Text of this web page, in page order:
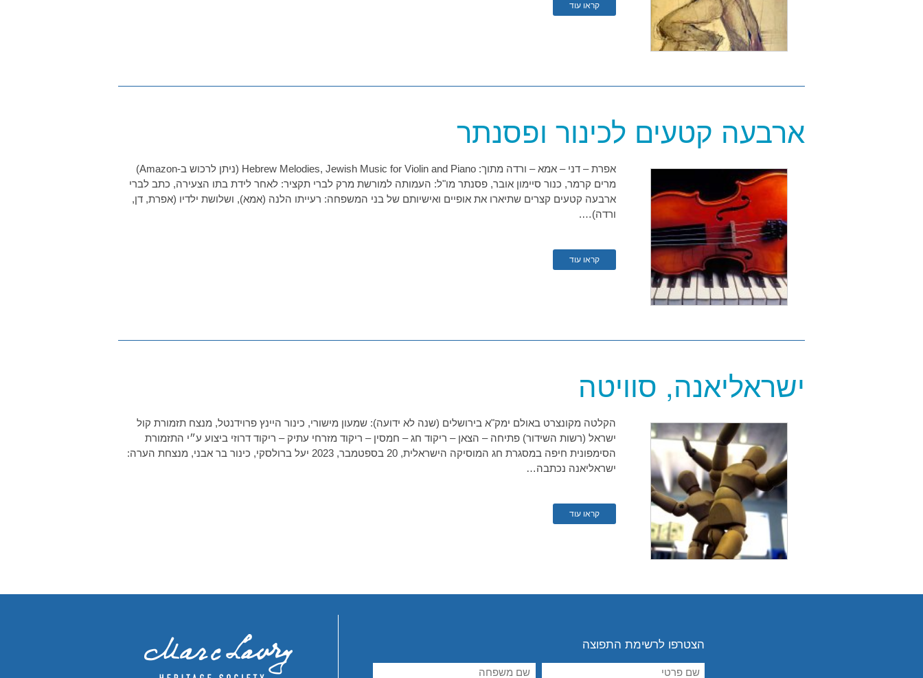
קראו עוד
ארבעה קטעים לכינור ופסנתר
אפרת – דני – אמא – ורדה מתוך: Hebrew Melodies, Jewish Music for Violin and Piano (ניתן לרכוש ב-Amazon)
מרים קרמר, כנור סיימון אובר, פסנתר מו"ל: העמותה למורשת מרק לברי תקציר: לאחר לידת בתו הצעירה, כתב לברי
ארבעה קטעים קצרים שתיארו את אופיים ואישיותם של בני המשפחה: רעייתו הלנה (אמא), ושלושת ילדיו (אפרת, דן,
ורדה)….
קראו עוד
ישראליאנה, סוויטה
הקלטה מקונצרט באולם ימק"א בירושלים (שנה לא ידועה): שמעון מישורי, כינור היינץ פרוידנטל, מנצח תזמורת קול
ישראל (רשות השידור) פתיחה – הצאן – ריקוד חג – חמסין – ריקוד מזרחי עתיק – ריקוד דרוזי ביצוע ע״י התזמורת
הסימפונית חיפה במסגרת חג המוסיקה הישראלית, 20 בספטמבר, 2023 יעל ברולסקי, כינור בר אבני, מנצחת הערה:
ישראליאנה נכתבה…
קראו עוד
הצטרפו לרשימת התפוצה